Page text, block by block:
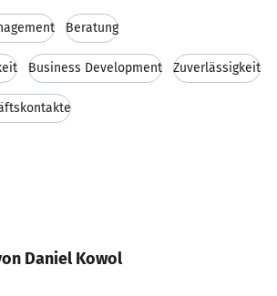
Beratung
Business Development Zuverlässigkeit
Daniel Kowol